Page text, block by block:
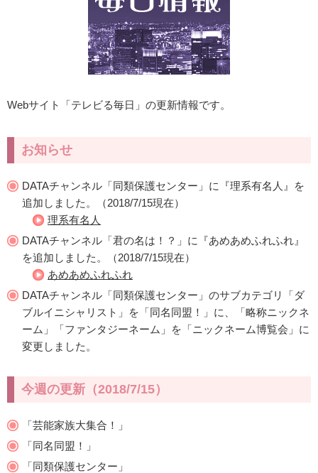
Webサイト「テレビる毎日」の更新情報です。
お知らせ
DATAチャンネル「同類保護センター」に『理系有名人』を
追加しました。（2018/7/15現在）
理系有名人
DATAチャンネル「君の名は！？」に『あめあめふれふれ』
を追加しました。（2018/7/15現在）
あめあめふれふれ
DATAチャンネル「同類保護センター」のサブカテゴリ「ダ
ブルイニシャリスト」を「同名同盟！」に、「略称ニックネ
ーム」「ファンタジーネーム」を「ニックネーム博覧会」に
変更しました。
今週の更新（2018/7/15）
「芸能家族大集合！」
「同名同盟！」
「同類保護センター」